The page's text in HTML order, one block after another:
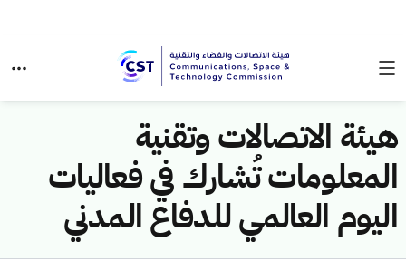
هيئة الاتصالات وتقنية
المعلومات تُشارك في فعاليات
اليوم العالمي للدفاع المدني